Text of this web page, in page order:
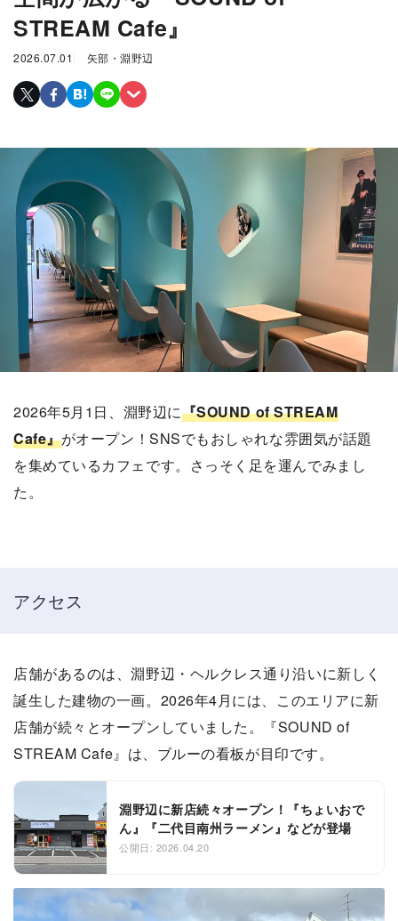
STREAM Cafe』
2026.07.01 矢部・淵野辺
2026年5月1日、淵野辺に『SOUND of STREAM
Cafe』がオープン！SNSでもおしゃれな雰囲気が話題
を集めているカフェです。さっそく足を運んでみまし
た。
アクセス
店舗があるのは、淵野辺・ヘルクレス通り沿いに新しく
誕生した建物の一画。2026年4月には、このエリアに新
店舗が続々とオープンしていました。『SOUND of
STREAM Cafe』は、ブルーの看板が目印です。
淵野辺に新店続々オープン！『ちょいおで
ん』『二代目南州ラーメン』などが登場
公開日: 2026.04.20